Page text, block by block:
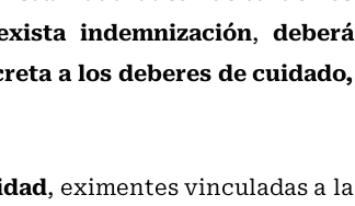
indemnización, deberá
a los deberes de cuidado,
, eximentes vinculadas a la